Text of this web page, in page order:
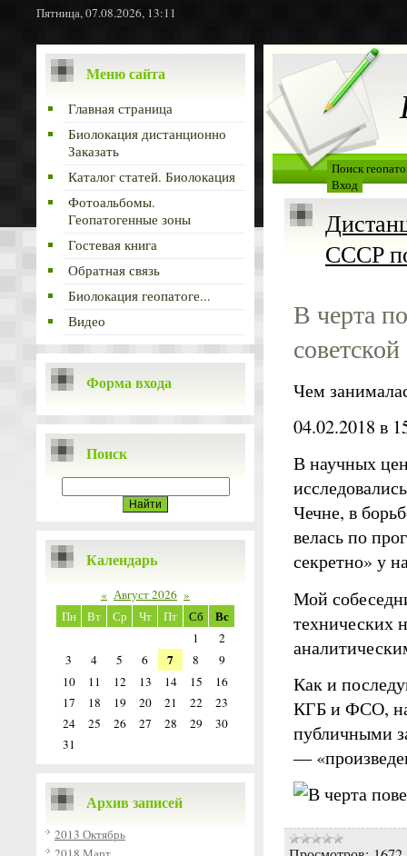
Пятница, 07.08.2026, 13:11
Меню сайта
Главная страница
Биолокация дистанционно
Заказать
Каталог статей. Биолокация
Фотоальбомы.
Геопатогенные зоны
Гостевая книга
Обратная связь
Биолокация геопатоге...
Видео
Форма входа
Поиск
Календарь
« Август 2026 »
Пн
Вт Ср Чт Пт Сб Вс
1
2
3
4 5 6 7 8
9
10
11 12 13 14 15
16
17
18 19 20 21 22
23
24
25 26 27 28 29
30
31
Архив записей
2013 Октябрь
Поиск
Вход
СССР
В черта
Чем
04.02.2018 в
В научных
Чечне, в
велась по
секретно» у
Мой
технических
Как и
КГБ и ФСО,
публичными
—